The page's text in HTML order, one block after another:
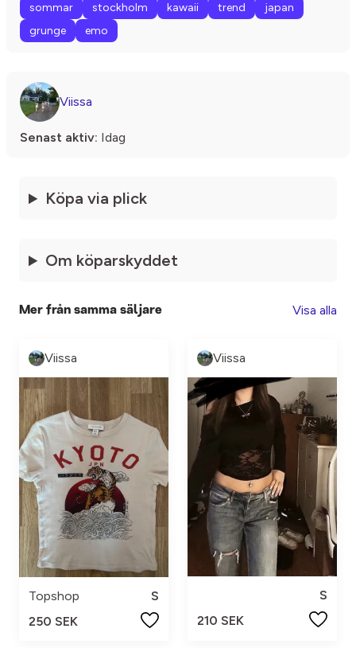
sommar stockholm kawaii trend
japan
grunge
emo
Viissa
Senast aktiv: Idag
Köpa via plick
Om köparskyddet
Mer från samma säljare Visa alla
Viissa
Topshop
S
250 SEK
Viissa
S
210 SEK